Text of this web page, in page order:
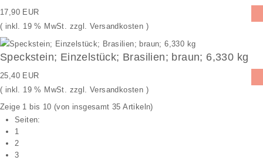
17,90 EUR
( inkl. 19 % MwSt. zzgl. Versandkosten )
Speckstein; Einzelstück; Brasilien; braun; 6,330 kg
25,40 EUR
( inkl. 19 % MwSt. zzgl. Versandkosten )
Zeige 1 bis 10 (von insgesamt35 Artikeln)
Seiten:
1
2
3